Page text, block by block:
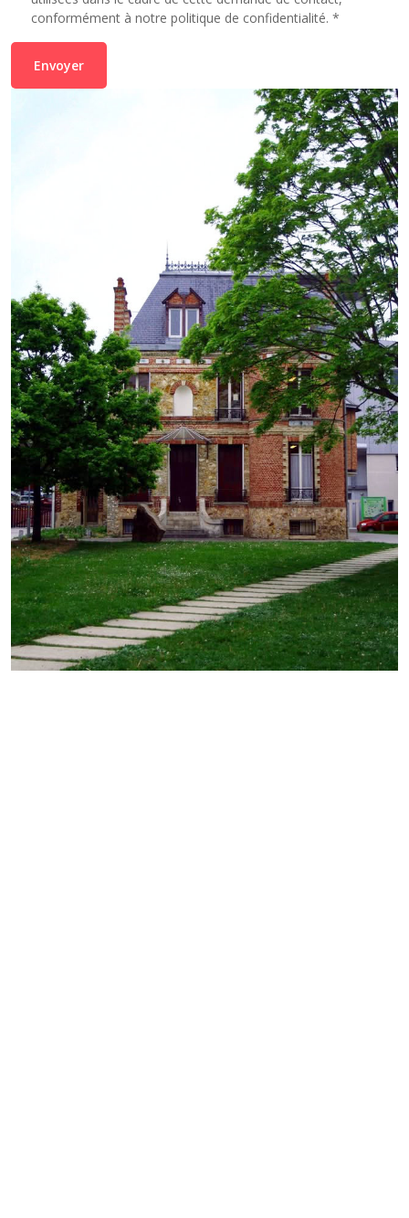
conformément à notre politique de confidentialité. *
Envoyer